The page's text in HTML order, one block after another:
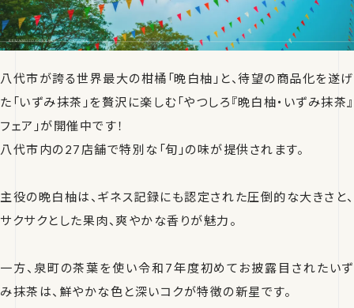
八代市が誇る世界最大の柑橘「晩白柚」と、待望の商品化を遂げ
た「いずみ抹茶」を贅沢に楽しむ「やつしろ『晩白柚・いずみ抹茶』
フェア」が開催中です！
八代市内の27店舗で特別な「旬」の味が提供されます。
主役の晩白柚は、ギネス記録にも認定された圧倒的な大きさと、
サクサクとした果肉、爽やかな香りが魅力。
一方、泉町の茶葉を使い令和7年度初めてお披露目されたいず
み抹茶は、鮮やかな色と深いコクが特徴の新星です。